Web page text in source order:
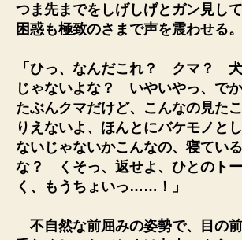
つま先までをしげしげとガン見して
困惑も極致のさまで声を震わせる。
「ひっ、なんだこれ？ クマ？
じゃないよな？ いやいやっ、で
たぶんクマだけど、こんなの見た
りえないよ、ほんとにバケモノと
ないじゃないかこんなの、寝てい
な？ くそっ、返せよ、ひとのト
く、もうちょいっ……！」
不自然な前屈みの姿勢で、目の